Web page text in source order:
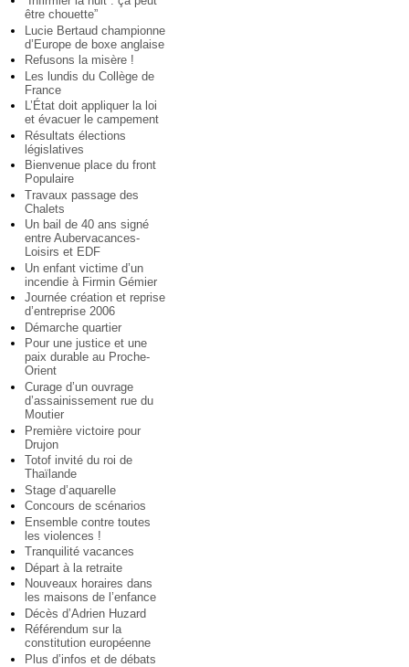
être chouette”
Lucie Bertaud championne
d’Europe de boxe anglaise
Refusons la misère !
Les lundis du Collège de
France
L’État doit appliquer la loi
et évacuer le campement
Résultats élections
législatives
Bienvenue place du front
Populaire
Travaux passage des
Chalets
Un bail de 40 ans signé
entre Aubervacances-
Loisirs et EDF
Un enfant victime d’un
incendie à Firmin Gémier
Journée création et reprise
d’entreprise 2006
Démarche quartier
Pour une justice et une
paix durable au Proche-
Orient
Curage d’un ouvrage
d’assainissement rue du
Moutier
Première victoire pour
Drujon
Totof invité du roi de
Thaïlande
Stage d’aquarelle
Concours de scénarios
Ensemble contre toutes
les violences !
Tranquilité vacances
Départ à la retraite
Nouveaux horaires dans
les maisons de l’enfance
Décès d’Adrien Huzard
Référendum sur la
constitution européenne
Plus d’infos et de débats